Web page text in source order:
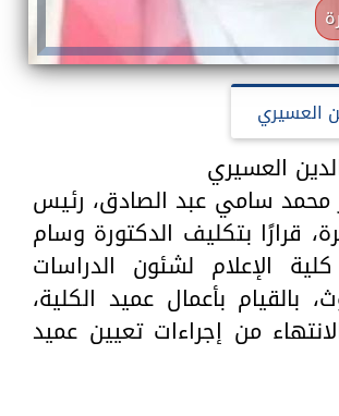
العسيري
العسيري
محمد سامي عبد الصادق، رئيس
قرارًا بتكليف الدكتورة وسام
الإعلام لشئون الدراسات
بالقيام بأعمال عميد الكلية،
من إجراءات تعيين عميد